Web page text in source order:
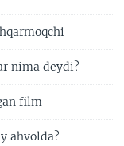
nima deydi?
film
ahvolda?